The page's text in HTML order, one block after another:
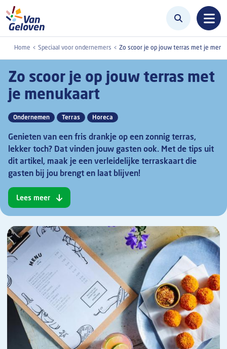
Overslaan en naar de inhoud gaan
Home Speciaal voor ondernemers Zo scoor je op jouw terras met je
Zo scoor je op jouw terras met
je menukaart
Ondernemen Terras Horeca
Genieten van een fris drankje op een zonnig terras,
lekker toch? Dat vinden jouw gasten ook. Met de tips uit
dit artikel, maak je een verleidelijke terraskaart die
gasten bij jou brengt en laat blijven!
Lees meer